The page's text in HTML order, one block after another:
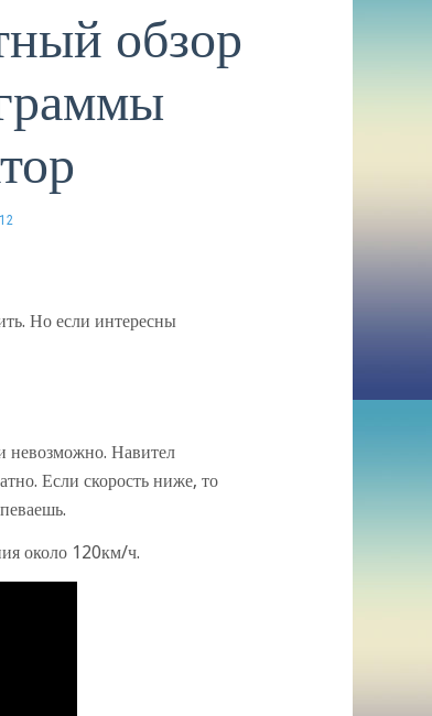
обзор
12
Но если интересны
невозможно. Навител
Если скорость ниже, то
около 120км/ч.